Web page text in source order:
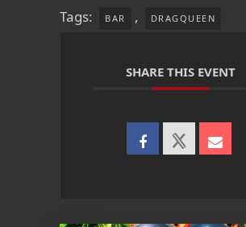
Tags: BAR , DRAGQUEEN
SHARE THIS EVENT